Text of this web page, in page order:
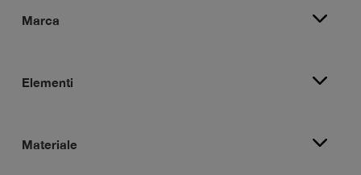
Marca
Elementi
Materiale